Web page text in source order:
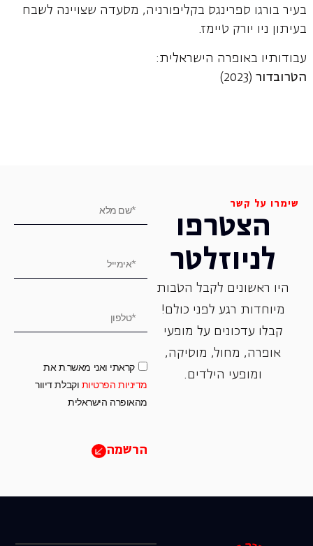
בעיר בורגו ספרינגס בקליפורניה, מסעדה שצויינה לשבח
בעיתון ניו יורק טיימז.
עבודותיו באופרה הישראלית:
הטרובדור (2023)
שימרו על קשר
הצטרפו
לניוזלטר
היו ראשונים לקבל הטבות
מיוחדות רגע לפני כולם!
קבלו עדכונים על מופעי
אופרה, ‏מחול, ‏מוסיקה,
ומופעי הילדים.
קראתי ואני מאשר.ת את
מדיניות הפרטיות וקבלת דיוור
מהאופרה הישראלית
הרשמה